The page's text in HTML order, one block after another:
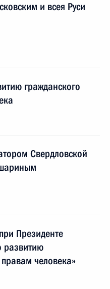
и всея Руси
гражданского
Свердловской
Президенте
развитию
человека»